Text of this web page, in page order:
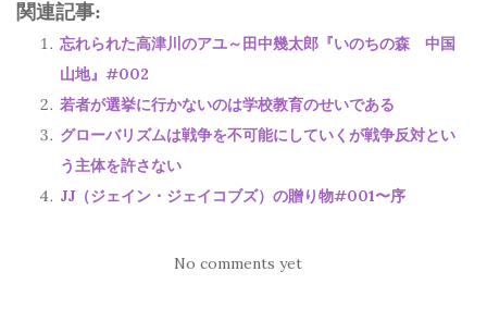
関連記事:
忘れられた高津川のアユ～田中幾太郎『いのちの森 中国
山地』#002
若者が選挙に行かないのは学校教育のせいである
グローバリズムは戦争を不可能にしていくが戦争反対とい
う主体を許さない
JJ（ジェイン・ジェイコブズ）の贈り物#001〜序
No comments yet